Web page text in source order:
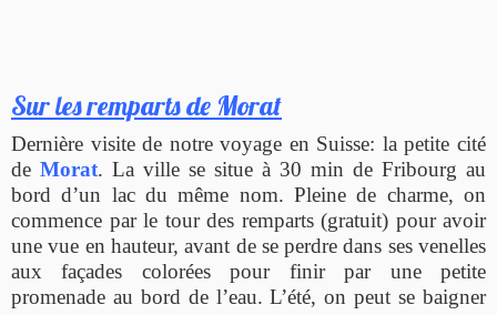
Sur les remparts de Morat
Dernière visite de notre voyage en Suisse: la petite cité
de Morat. La ville se situe à 30 min de Fribourg au
bord d’un lac du même nom. Pleine de charme, on
commence par le tour des remparts (gratuit) pour avoir
une vue en hauteur, avant de se perdre dans ses venelles
aux façades colorées pour finir par une petite
promenade au bord de l’eau. L’été, on peut se baigner